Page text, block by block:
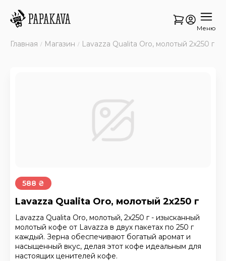
Меню
Главная Магазин Lavazza Qualita Oro, молотый 2х250 г
588 ₴
Lavazza Qualita Oro, молотый 2х250 г
Lavazza Qualita Oro, молотый, 2x250 г - изысканный
молотый кофе от Lavazza в двух пакетах по 250 г
каждый. Зерна обеспечивают богатый аромат и
насыщенный вкус, делая этот кофе идеальным для
настоящих ценителей кофе.